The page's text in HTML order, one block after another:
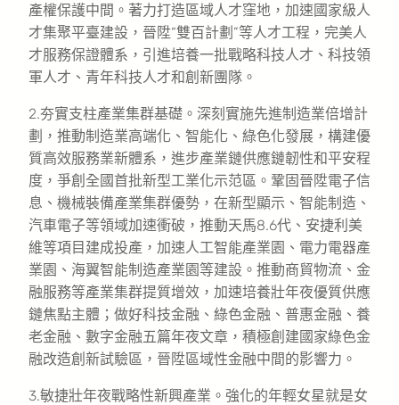
產權保護中間。著力打造區域人才窪地，加速國家級人
才集聚平臺建設，晉陞“雙百計劃”等人才工程，完美人
才服務保證體系，引進培養一批戰略科技人才、科技領
軍人才、青年科技人才和創新團隊。
2.夯實支柱產業集群基礎。深刻實施先進制造業倍增計
劃，推動制造業高端化、智能化、綠色化發展，構建優
質高效服務業新體系，進步產業鏈供應鏈韌性和平安程
度，爭創全國首批新型工業化示范區。鞏固晉陞電子信
息、機械裝備產業集群優勢，在新型顯示、智能制造、
汽車電子等領域加速衝破，推動天馬8.6代、安捷利美
維等項目建成投產，加速人工智能產業園、電力電器產
業園、海翼智能制造產業園等建設。推動商貿物流、金
融服務等產業集群提質增效，加速培養壯年夜優質供應
鏈焦點主體；做好科技金融、綠色金融、普惠金融、養
老金融、數字金融五篇年夜文章，積極創建國家綠色金
融改造創新試驗區，晉陞區域性金融中間的影響力。
3.敏捷壯年夜戰略性新興產業。強化的年輕女星就是女